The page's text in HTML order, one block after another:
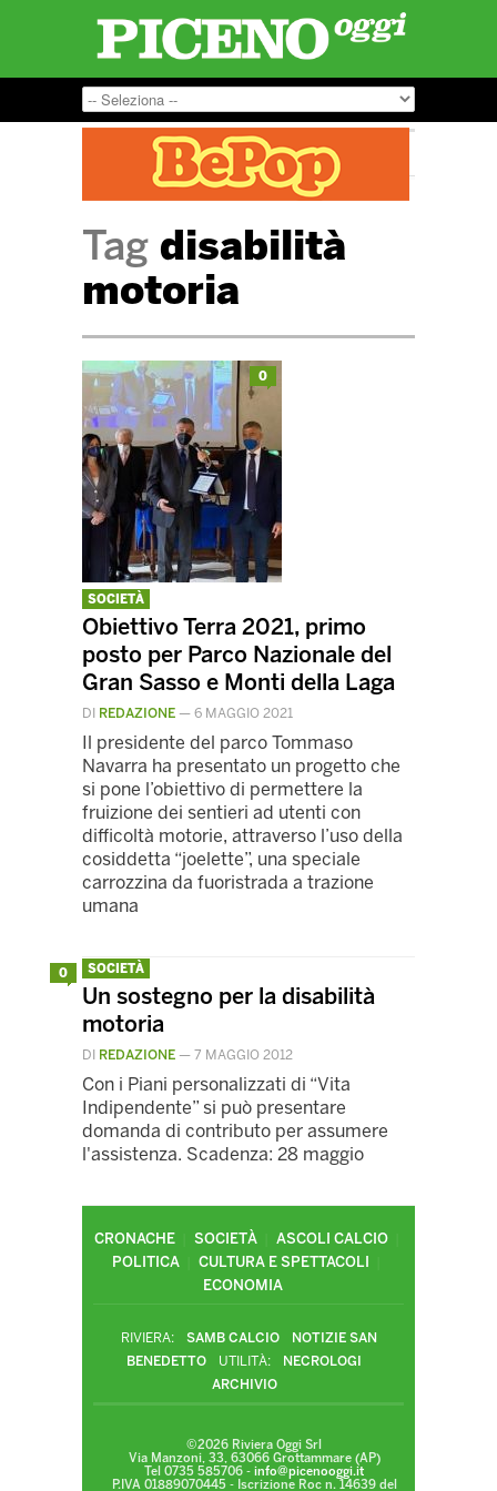
Tag disabilità
motoria
0
SOCIETÀ
Obiettivo Terra 2021, primo
posto per Parco Nazionale del
Gran Sasso e Monti della Laga
DI REDAZIONE — 6 MAGGIO 2021
Il presidente del parco Tommaso
Navarra ha presentato un progetto che
si pone l’obiettivo di permettere la
fruizione dei sentieri ad utenti con
difficoltà motorie, attraverso l’uso della
cosiddetta “joelette”, una speciale
carrozzina da fuoristrada a trazione
umana
0 SOCIETÀ
Un sostegno per la disabilità
motoria
DI REDAZIONE — 7 MAGGIO 2012
Con i Piani personalizzati di “Vita
Indipendente” si può presentare
domanda di contributo per assumere
l'assistenza. Scadenza: 28 maggio
CRONACHE SOCIETÀ
ASCOLI CALCIO
POLITICA
CULTURA E SPETTACOLI
ECONOMIA
RIVIERA: SAMB CALCIO
NOTIZIE SAN
BENEDETTO
UTILITÀ:
NECROLOGI
ARCHIVIO
©2026 Riviera Oggi Srl
Via Manzoni, 33, 63066 Grottammare (AP)
Tel 0735 585706 - info@picenooggi.it
P.IVA 01889070445 - Iscrizione Roc n. 14639 del